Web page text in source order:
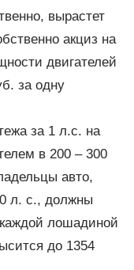
вырастет
акциз на
двигателей
за одну
за 1 л.с. на
в 200 – 300
авто,
л. с., должны
лошадиной
до 1354